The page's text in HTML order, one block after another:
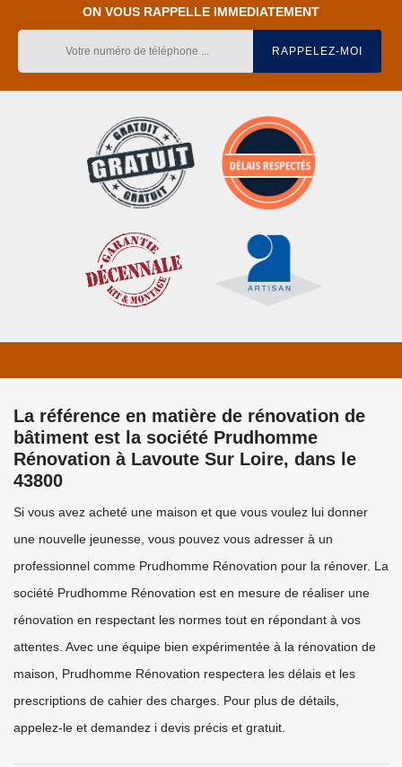
ON VOUS RAPPELLE IMMEDIATEMENT
La référence en matière de rénovation de
bâtiment est la société Prudhomme
Rénovation à Lavoute Sur Loire, dans le
43800
Si vous avez acheté une maison et que vous voulez lui donner
une nouvelle jeunesse, vous pouvez vous adresser à un
professionnel comme Prudhomme Rénovation pour la rénover. La
société Prudhomme Rénovation est en mesure de réaliser une
rénovation en respectant les normes tout en répondant à vos
attentes. Avec une équipe bien expérimentée à la rénovation de
maison, Prudhomme Rénovation respectera les délais et les
prescriptions de cahier des charges. Pour plus de détails,
appelez-le et demandez i devis précis et gratuit.